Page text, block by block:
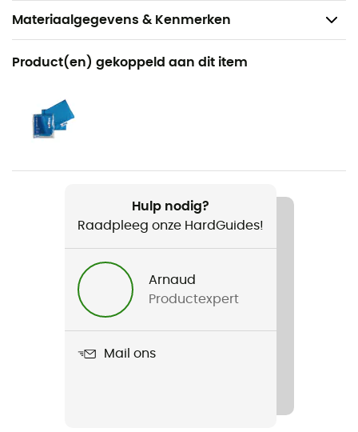
Materiaalgegevens & Kenmerken
Aanbevolen voor
Tourskiën
Product
Sac De Stockage
Product(en) gekoppeld aan dit item
Hulp nodig?
Raadpleeg onze HardGuides!
Arnaud
Productexpert
Mail ons